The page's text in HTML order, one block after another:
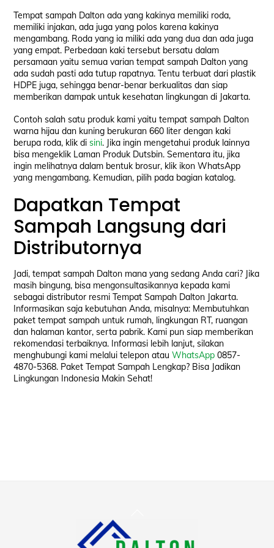
Tempat sampah Dalton ada yang kakinya memiliki roda,
memiliki injakan, ada juga yang polos karena kakinya
mengambang. Roda yang ia miliki ada yang dua dan ada juga
yang empat. Perbedaan kaki tersebut bersatu dalam
persamaan yaitu semua varian tempat sampah Dalton yang
ada sudah pasti ada tutup rapatnya. Tentu terbuat dari plastik
HDPE juga, sehingga benar-benar berkualitas dan siap
memberikan dampak untuk kesehatan lingkungan di Jakarta.
Contoh salah satu produk kami yaitu tempat sampah Dalton
warna hijau dan kuning berukuran 660 liter dengan kaki
berupa roda, klik disini. Jika ingin mengetahui produk lainnya
bisa mengeklik Laman Produk Dutsbin. Sementara itu, jika
ingin melihatnya dalam bentuk brosur, klik ikon WhatsApp
yang mengambang. Kemudian, pilih pada bagian katalog.
Dapatkan Tempat
Sampah Langsung dari
Distributornya
Jadi, tempat sampah Dalton mana yang sedang Anda cari? Jika
masih bingung, bisa mengonsultasikannya kepada kami
sebagai distributor resmi Tempat Sampah Dalton Jakarta.
Informasikan saja kebutuhan Anda, misalnya: Membutuhkan
paket tempat sampah untuk rumah, lingkungan RT, ruangan
dan halaman kantor, serta pabrik. Kami pun siap memberikan
rekomendasi terbaiknya. Informasi lebih lanjut, silakan
menghubungi kami melalui telepon atauWhatsApp 0857-
4870-5368. Paket Tempat Sampah Lengkap? Bisa Jadikan
Lingkungan Indonesia Makin Sehat!